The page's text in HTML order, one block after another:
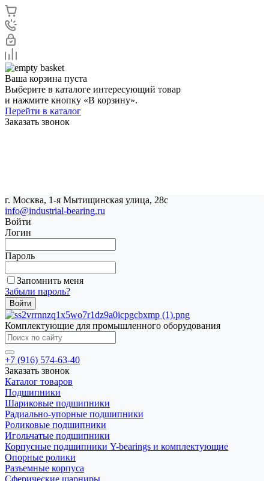
Ваша корзина пуста
Выберите в каталоге интересующий товар
и нажмите кнопку «В корзину».
Перейти в каталог
Заказать звонок
г. Москва, 1-я Мытищинская улица, 28с
info@industrial-bearing.ru
Войти
Логин
Пароль
Запомнить меня
Забыли пароль?
Комплектующие для промышленного оборудования
+7 (916) 574-63-40
Заказать звонок
Каталог товаров
Подшипники
Шариковые подшипники
Радиально-упорные подшипники
Роликовые подшипники
Игольчатые подшипники
Корпусные подшипники Y-bearings и комплектующие
Опорные ролики
Разъемные корпуса
Сферические шарниры